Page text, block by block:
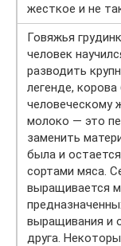
жесткое и не
Говяжья
человек
разводить
легенде,
человеческому
молоко — это
заменить
была и
сортами мяса.
выращивается
выращивания и
друга.